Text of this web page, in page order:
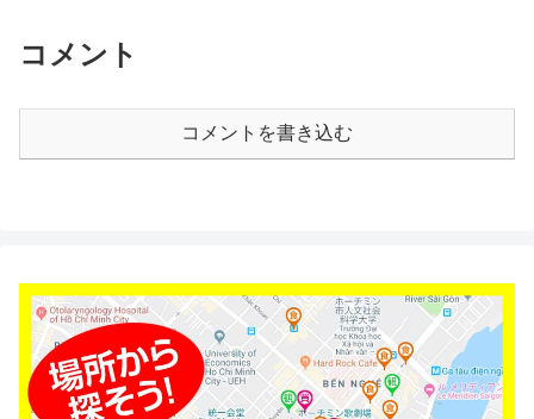
コメント
コメントを書き込む